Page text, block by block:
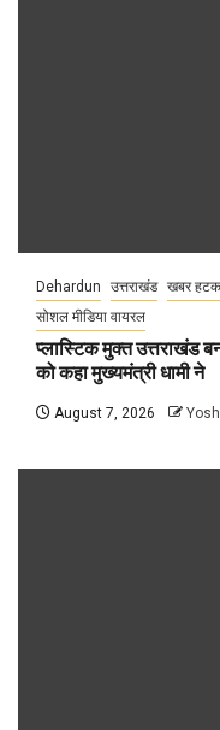
Dehardun उत्तराखंड खबर
सोशल मीडिया वायरल
प्लास्टिक मुक्त उत्तराखंड
को कहा मुख्यमंत्री धामी ने
August 7, 2026